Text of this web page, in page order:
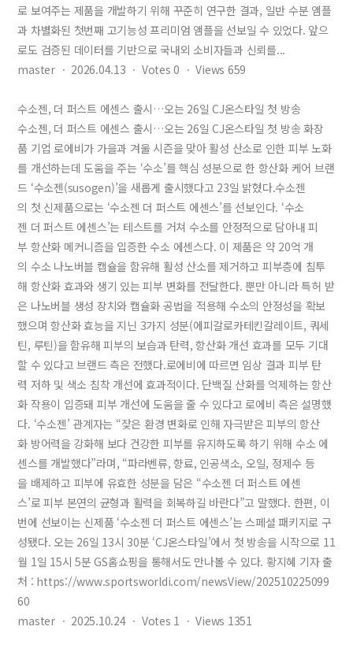
로 보여주는 제품을 개발하기 위해 꾸준히 연구한 결과, 일반 수분 앰플
과 차별화된 첫번째 고기능성 프리미엄 앰플을 선보일 수 있었다. 앞으
로도 검증된 데이터를 기반으로 국내외 소비자들과 신뢰를...
master ㆍ 2026.04.13 ㆍ Votes 0 ㆍ Views 659
수소젠, 더 퍼스트 에센스 출시…오는 26일 CJ온스타일 첫 방송
수소젠, 더 퍼스트 에센스 출시…오는 26일 CJ온스타일 첫 방송 화장
품 기업 로에비가 가을과 겨울 시즌을 맞아 활성 산소로 인한 피부 노화
를 개선하는데 도움을 주는 ‘수소’를 핵심 성분으로 한 항산화 케어 브랜
드 ‘수소젠(susogen)’을 새롭게 출시했다고 23일 밝혔다.수소젠
의 첫 신제품으로는 ‘수소젠 더 퍼스트 에센스’를 선보인다. ‘수소
젠 더 퍼스트 에센스’는 테스트를 거쳐 수소를 안정적으로 담아내 피
부 항산화 메커니즘을 입증한 수소 에센스다. 이 제품은 약 20억 개
의 수소 나노버블 캡슐을 함유해 활성 산소를 제거하고 피부층에 침투
해 항산화 효과와 생기 있는 피부 변화를 전달한다. 뿐만 아니라 특허 받
은 나노버블 생성 장치와 캡슐화 공법을 적용해 수소의 안정성을 확보
했으며 항산화 효능을 지닌 3가지 성분(에피갈로카테킨갈레이트, 쿼세
틴, 루틴)을 함유해 피부의 보습과 탄력, 항산화 개선 효과를 모두 기대
할 수 있다고 브랜드 측은 전했다.로에비에 따르면 임상 결과 피부 탄
력 저하 및 색소 침착 개선에 효과적이다. 단백질 산화를 억제하는 항산
화 작용이 입증돼 피부 개선에 도움을 줄 수 있다고 로에비 측은 설명했
다. ‘수소젠’ 관계자는 “잦은 환경 변화로 인해 자극받은 피부의 항산
화 방어력을 강화해 보다 건강한 피부를 유지하도록 하기 위해 수소 에
센스를 개발했다”라며, “파라벤류, 향료, 인공색소, 오일, 정제수 등
을 배제하고 피부에 유효한 성분을 담은 “수소젠 더 퍼스트 에센
스’로 피부 본연의 균형과 활력을 회복하길 바란다”고 말했다. 한편, 이
번에 선보이는 신제품 ‘수소젠 더 퍼스트 에센스’는 스페셜 패키지로 구
성됐다. 오는 26일 13시 30분 ‘CJ온스타일’에서 첫 방송을 시작으로 11
월 1일 15시 5분 GS홈쇼핑을 통해서도 만나볼 수 있다. 황지혜 기자 출
처 : https://www.sportsworldi.com/newsView/202510225099
60
master ㆍ 2025.10.24 ㆍ Votes 1 ㆍ Views 1351